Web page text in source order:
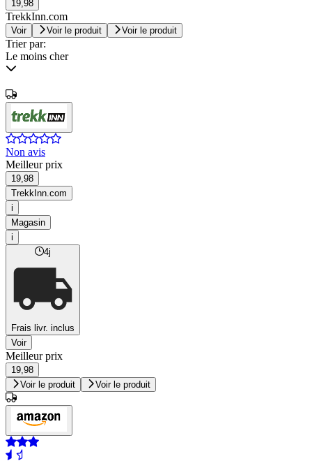
19,98
TrekkInn.com
Voir Voir le produit Voir le produit
Trier par:
Le moins cher
Non avis
Meilleur prix
19,98
TrekkInn.com
i
Magasin
i
4j
Frais livr. inclus
Voir
Meilleur prix
19,98
Voir le produit
Voir le produit